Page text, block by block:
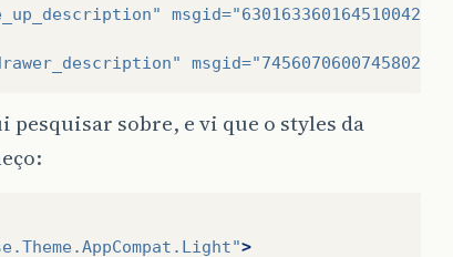
msgid="6301633601645100427"
msgid="7456070600745802113"
sobre, e vi que o styles da
>